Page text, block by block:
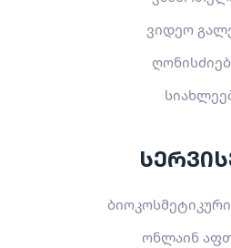
ვიდეო
ონლაინ